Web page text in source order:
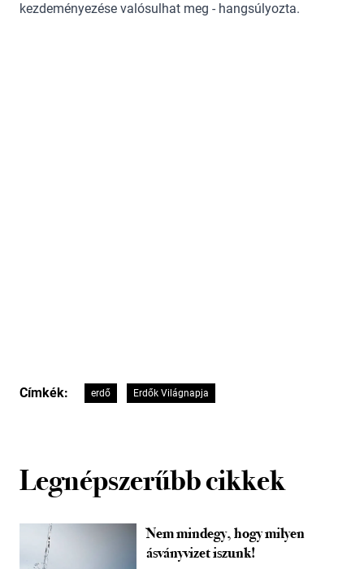
kezdeményezése valósulhat meg - hangsúlyozta.
Címkék: erdő Erdők Világnapja
Legnépszerűbb cikkek
Nem mindegy, hogy milyen
ásványvizet iszunk!